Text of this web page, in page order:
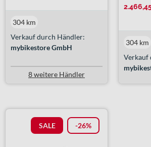
Verkauf durch Händler:
mybikestore GmbH
304 km
8 weitere Händler
Verkauf
304 km
SALE -26%